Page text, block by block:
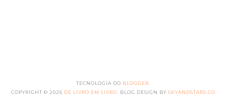
TECNOLOGIA DO BLOGGER
COPYRIGHT © 2026 DE LIVRO EM LIVRO . BLOG DESIGN BY SKYANDSTARS.CO